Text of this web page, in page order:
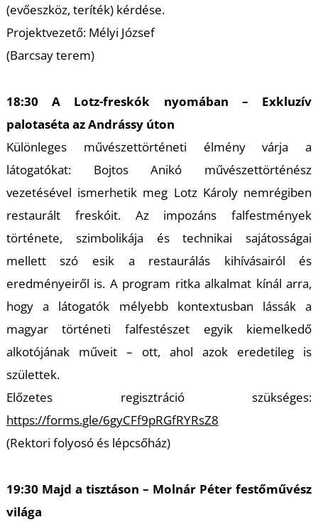
(evőeszköz, teríték) kérdése.
Projektvezető: Mélyi József
(Barcsay terem)
18:30 A Lotz-freskók nyomában – Exkluzív
palotaséta az Andrássy úton
Különleges művészettörténeti élmény várja a
látogatókat: Bojtos Anikó művészettörténész
vezetésével ismerhetik meg Lotz Károly nemrégiben
restaurált freskóit. Az impozáns falfestmények
története, szimbolikája és technikai sajátosságai
mellett szó esik a restaurálás kihívásairól és
eredményeiről is. A program ritka alkalmat kínál arra,
hogy a látogatók mélyebb kontextusban lássák a
magyar történeti falfestészet egyik kiemelkedő
alkotójának műveit – ott, ahol azok eredetileg is
születtek.
Előzetes regisztráció szükséges:
https://forms.gle/6gyCFf9pRGfRYRsZ8
(Rektori folyosó és lépcsőház)
19:30 Majd a tisztáson – Molnár Péter festőművész
világa